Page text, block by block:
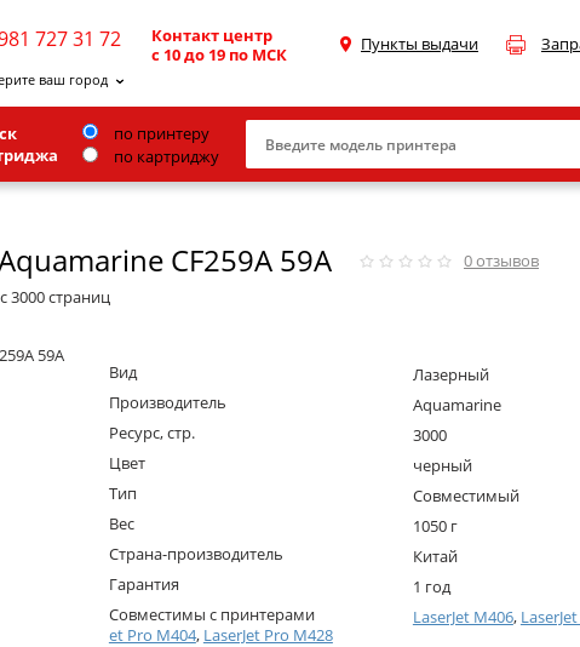
727 31 72
Контакт центр
с 10 до 19 по МСК
ваш город
Пункты выдачи
HP
Xerox
по принтеру
по картриджу
CF259A 59A 0отзывов
3000 страниц
Вид
Лазерный
Производитель
Aquamarine
Ресурс, стр.
3000
Цвет
черный
Тип
Совместимый
Вес
1050 г
Страна-производитель
Китай
Гарантия
1 год
Совместимы с принтерами
LaserJet M406,
et Pro M404, LaserJet Pro M428